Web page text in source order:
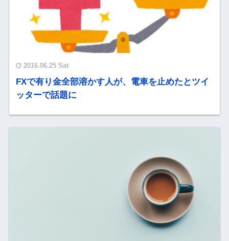
2016.06.25 Sat
FXで有り金全部溶かす人が、電車を止めたとツイ
ッターで話題に